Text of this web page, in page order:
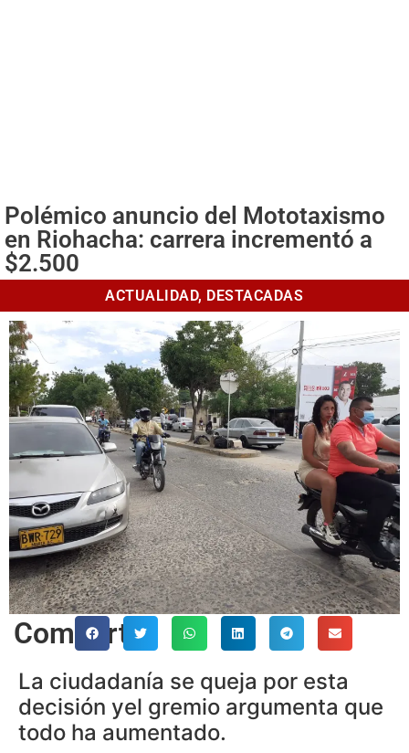
Polémico anuncio del Mototaxismo
en Riohacha: carrera incrementó a
$2.500
ACTUALIDAD, DESTACADAS
Comparte
La ciudadanía se queja por esta
decisión yel gremio argumenta que
todo ha aumentado.